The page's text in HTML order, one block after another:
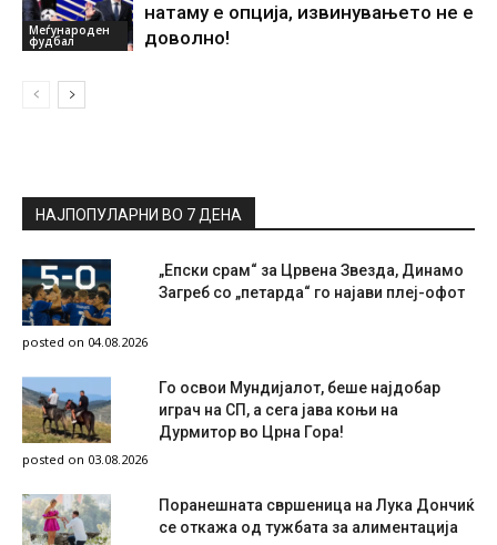
Меѓународен
фудбал
натаму е опција, извинувањето не е
доволно!
НАЈПОПУЛАРНИ ВО 7 ДЕНА
„Епски срам“ за Црвена Звезда, Динамо
Загреб со „петарда“ го најави плеј-офот
posted on 04.08.2026
Го освои Мундијалот, беше најдобар
играч на СП, а сега јава коњи на
Дурмитор во Црна Гора!
posted on 03.08.2026
Поранешната свршеница на Лука Дончиќ
се откажа од тужбата за алиментација